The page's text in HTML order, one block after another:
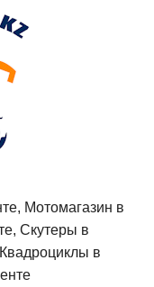
Мотомагазин в
Скутеры в
в